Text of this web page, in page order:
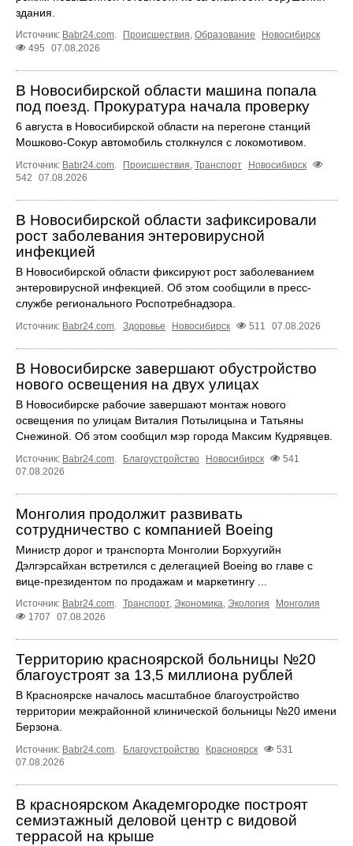
здания.
Источник: Babr24.com Происшествия Образование
Новосибирск
495
07.08.2026
В Новосибирской области машина попала
под поезд. Прокуратура начала проверку
6 августа в Новосибирской области на перегоне станций
Мошково-Сокур автомобиль столкнулся с локомотивом.
Источник: Babr24.com Происшествия Транспорт
Новосибирск
542
07.08.2026
В Новосибирской области зафиксировали
рост заболевания энтеровирусной
инфекцией
В Новосибирской области фиксируют рост заболеванием
энтеровирусной инфекцией. Об этом сообщили в пресс-
службе регионального Роспотребнадзора.
Источник: Babr24.com. Здоровье Новосибирск 511 07.08.2026
В Новосибирске завершают обустройство
нового освещения на двух улицах
В Новосибирске рабочие завершают монтаж нового
освещения по улицам Виталия Потылицына и Татьяны
Снежиной. Об этом сообщил мэр города Максим Кудрявцев.
Источник: Babr24.com. Благоустройство Новосибирск
541
07.08.2026
Монголия продолжит развивать
сотрудничество с компанией Boeing
Министр дорог и транспорта Монголии Борхуугийн
Дэлгэрсайхан встретился с делегацией Boeing во главе с
вице-президентом по продажам и маркетингу ...
Источник: Babr24.com. Транспорт, Экономика, Экология
Монголия
1707
07.08.2026
Территорию красноярской больницы №20
благоустроят за 13,5 миллиона рублей
В Красноярске началось масштабное благоустройство
территории межрайонной клинической больницы №20 имени
Берзона.
Источник: Babr24.com. Благоустройство Красноярск
531
07.08.2026
В красноярском Академгородке построят
семиэтажный деловой центр с видовой
террасой на крыше